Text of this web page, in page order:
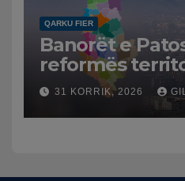
QARKU FIER
Banorët e
reformës
humbasim
qytetit
31 KORRIK, 2026